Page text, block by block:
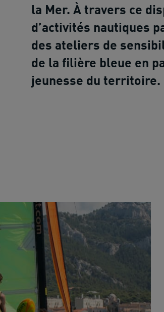
la Mer. À travers ce
d’activités nautiques
des ateliers de
de la filière bleue en
jeunesse du territoire.